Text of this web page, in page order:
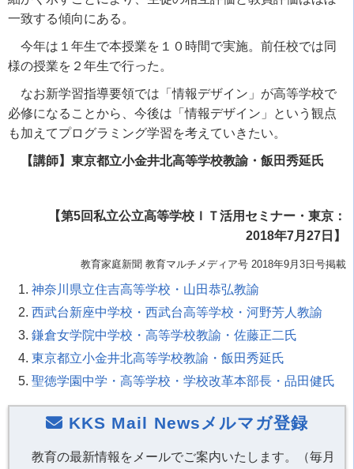
一致する傾向にある。
今年は１年生で本授業を１０時間で実施。前任校では同
様の授業を２年生で行った。
なお新学習指導要領では「情報デザイン」が高等学校で
必修になることから、今後は「情報デザイン」という観点
も加えてプログラミング学習を考えていきたい。
【講師】東京都立小金井北高等学校教諭・飯田秀延氏
【第5回私立公立高等学校ＩＴ活用セミナー・東京：
2018年7月27日 】
教育家庭新聞 教育マルチメディア号 2018年9月3日号掲載
神奈川県立住吉高等学校・山田恭弘教諭
西武台新座中学校・西武台高等学校・河野芳人教諭
鎌倉女学院中学校・高等学校教諭・佐藤正二氏
東京都立小金井北高等学校教諭・飯田秀延氏
聖徳学園中学・高等学校・学校改革本部長・品田健氏
KKS Mail Newsメルマガ登録
教育の最新情報をメールでご案内いたします。（毎月